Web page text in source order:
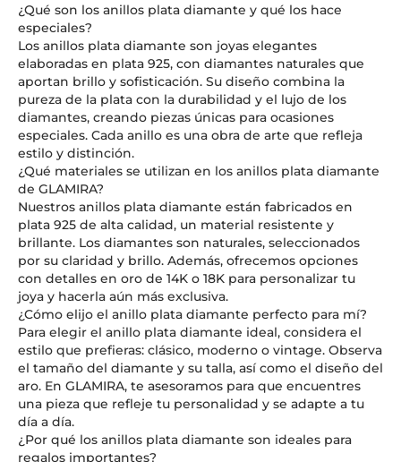
¿Qué son los anillos plata diamante y qué los hace
especiales?
Los anillos plata diamante son joyas elegantes
elaboradas en plata 925, con diamantes naturales que
aportan brillo y sofisticación. Su diseño combina la
pureza de la plata con la durabilidad y el lujo de los
diamantes, creando piezas únicas para ocasiones
especiales. Cada anillo es una obra de arte que refleja
estilo y distinción.
¿Qué materiales se utilizan en los anillos plata diamante
de GLAMIRA?
Nuestros anillos plata diamante están fabricados en
plata 925 de alta calidad, un material resistente y
brillante. Los diamantes son naturales, seleccionados
por su claridad y brillo. Además, ofrecemos opciones
con detalles en oro de 14K o 18K para personalizar tu
joya y hacerla aún más exclusiva.
¿Cómo elijo el anillo plata diamante perfecto para mí?
Para elegir el anillo plata diamante ideal, considera el
estilo que prefieras: clásico, moderno o vintage. Observa
el tamaño del diamante y su talla, así como el diseño del
aro. En GLAMIRA, te asesoramos para que encuentres
una pieza que refleje tu personalidad y se adapte a tu
día a día.
¿Por qué los anillos plata diamante son ideales para
regalos importantes?